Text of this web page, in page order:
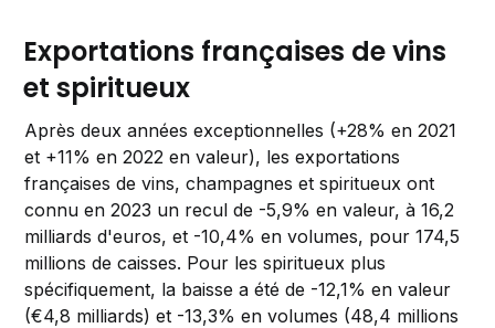
Exportations françaises de vins
et spiritueux
Après deux années exceptionnelles (+28% en 2021
et +11% en 2022 en valeur), les exportations
françaises de vins, champagnes et spiritueux ont
connu en 2023 un recul de -5,9% en valeur, à 16,2
milliards d'euros, et -10,4% en volumes, pour 174,5
millions de caisses. Pour les spiritueux plus
spécifiquement, la baisse a été de -12,1% en valeur
(€4,8 milliards) et -13,3% en volumes (48,4 millions